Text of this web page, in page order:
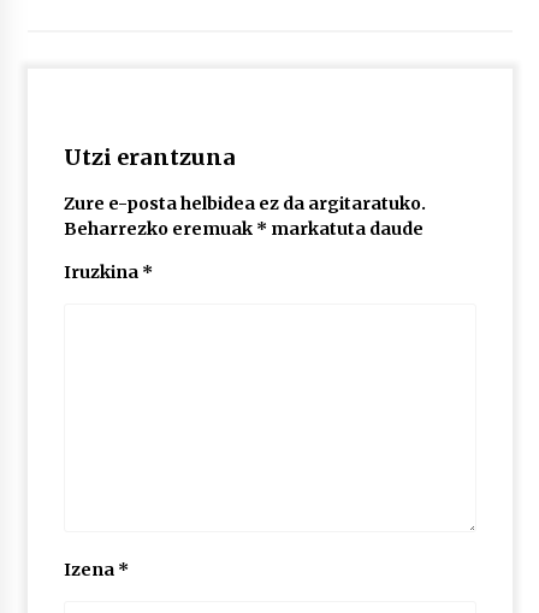
Utzi erantzuna
Zure e-posta helbidea ez da argitaratuko.
Beharrezko eremuak * markatuta daude
Iruzkina *
Izena *